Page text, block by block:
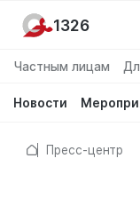
Частным лицам
Новости
1326
Пресс-центр